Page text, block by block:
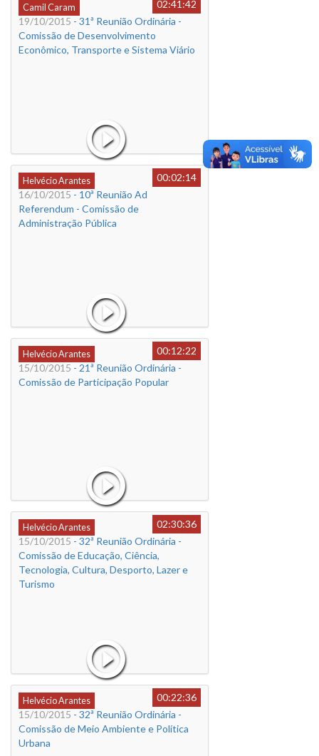
Camil Caram
02:41:42
19/10/2015 - 31ª Reunião Ordinária -
Comissão de Desenvolvimento
Econômico, Transporte e Sistema Viário
Helvécio Arantes
00:02:14
16/10/2015 - 10ª Reunião Ad
Referendum - Comissão de
Administração Pública
Helvécio Arantes
00:12:22
15/10/2015 - 21ª Reunião Ordinária -
Comissão de Participação Popular
Helvécio Arantes
02:30:36
15/10/2015 - 32ª Reunião Ordinária -
Comissão de Educação, Ciência,
Tecnologia, Cultura, Desporto, Lazer e
Turismo
Helvécio Arantes
00:22:36
15/10/2015 - 32ª Reunião Ordinária -
Comissão de Meio Ambiente e Política
Urbana